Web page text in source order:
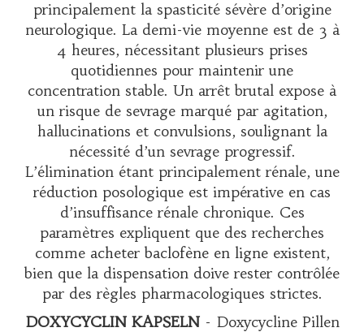
principalement la spasticité sévère d’origine
neurologique. La demi-vie moyenne est de 3 à
4 heures, nécessitant plusieurs prises
quotidiennes pour maintenir une
concentration stable. Un arrêt brutal expose à
un risque de sevrage marqué par agitation,
hallucinations et convulsions, soulignant la
nécessité d’un sevrage progressif.
L’élimination étant principalement rénale, une
réduction posologique est impérative en cas
d’insuffisance rénale chronique. Ces
paramètres expliquent que des recherches
comme acheter baclofène en ligneexistent,
bien que la dispensation doive rester contrôlée
par des règles pharmacologiques strictes.
DOXYCYCLIN KAPSELN- Doxycycline Pillen